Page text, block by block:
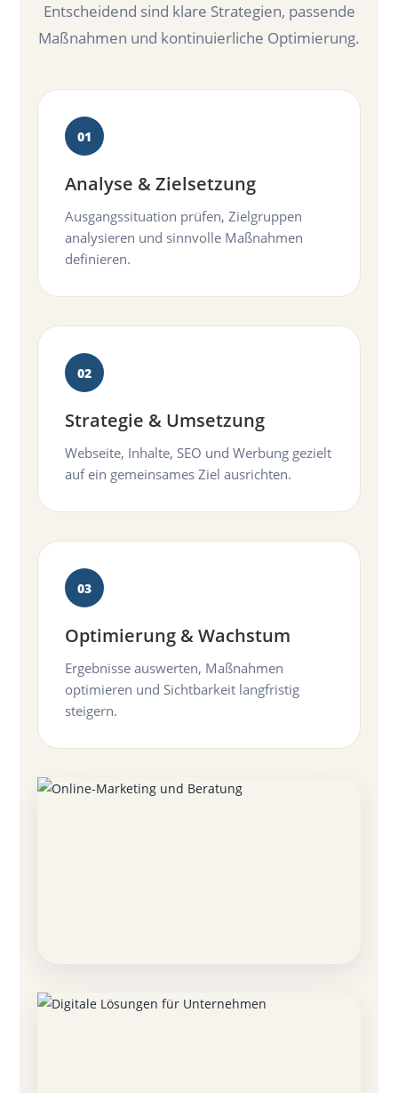
Entscheidend sind klare Strategien, passende
Maßnahmen und kontinuierliche Optimierung.
Analyse & Zielsetzung
Ausgangssituation prüfen, Zielgruppen
analysieren und sinnvolle Maßnahmen
definieren.
Strategie & Umsetzung
Webseite, Inhalte, SEO und Werbung gezielt
auf ein gemeinsames Ziel ausrichten.
Optimierung & Wachstum
Ergebnisse auswerten, Maßnahmen
optimieren und Sichtbarkeit langfristig
steigern.